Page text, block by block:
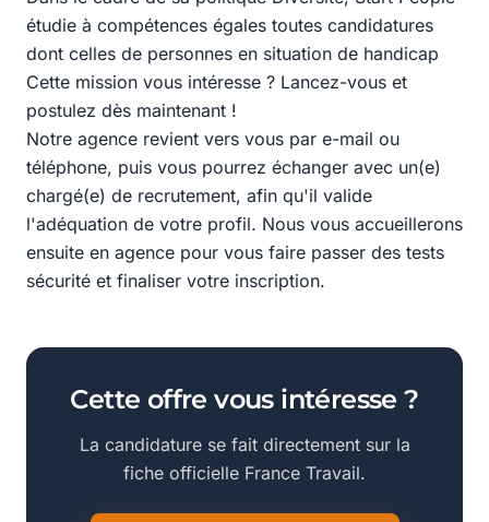
étudie à compétences égales toutes candidatures
dont celles de personnes en situation de handicap
Cette mission vous intéresse ? Lancez-vous et
postulez dès maintenant !
Notre agence revient vers vous par e-mail ou
téléphone, puis vous pourrez échanger avec un(e)
chargé(e) de recrutement, afin qu'il valide
l'adéquation de votre profil. Nous vous accueillerons
ensuite en agence pour vous faire passer des tests
sécurité et finaliser votre inscription.
Cette offre vous intéresse ?
La candidature se fait directement sur la
fiche officielle France Travail.